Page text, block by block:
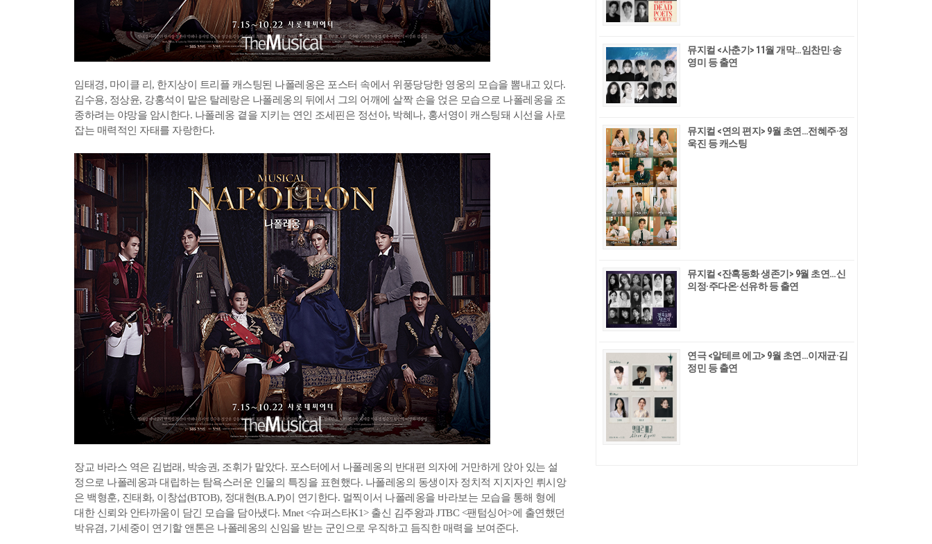
임태경, 마이클 리, 한지상이 트리플 캐스팅된 나폴레옹은 포스터 속에서 위풍당당한 영웅의 모습을 뽐내고 있다.
김수용, 정상윤, 강홍석이 맡은 탈레랑은 나폴레옹의 뒤에서 그의 어깨에 살짝 손을 얹은 모습으로 나폴레옹을 조
종하려는 야망을 암시한다. 나폴레옹 곁을 지키는 연인 조세핀은 정선아, 박혜나, 홍서영이 캐스팅돼 시선을 사로
잡는 매력적인 자태를 자랑한다.
장교 바라스 역은 김법래, 박송권, 조휘가 맡았다. 포스터에서 나폴레옹의 반대편 의자에 거만하게 앉아 있는 설
정으로 나폴레옹과 대립하는 탐욕스러운 인물의 특징을 표현했다. 나폴레옹의 동생이자 정치적 지지자인 뤼시앙
은 백형훈, 진태화, 이창섭(BTOB), 정대현(B.A.P)이 연기한다. 멀찍이서 나폴레옹을 바라보는 모습을 통해 형에
대한 신뢰와 안타까움이 담긴 모습을 담아냈다. Mnet <슈퍼스타K1> 출신 김주왕과 JTBC <팬텀싱어>에 출연했던
박유겸, 기세중이 연기할 앤톤은 나폴레옹의 신임을 받는 군인으로 우직하고 듬직한 매력을 보여준다.
뮤지컬 <사춘기> 11월 개막…임찬민·송
영미 등 출연
뮤지컬 <연의 편지> 9월 초연…전혜주·정
욱진 등 캐스팅
뮤지컬 <잔혹동화 생존기> 9월 초연…신
의정·주다온·선유하 등 출연
연극 <알테르 에고> 9월 초연…이재균·김
정민 등 출연